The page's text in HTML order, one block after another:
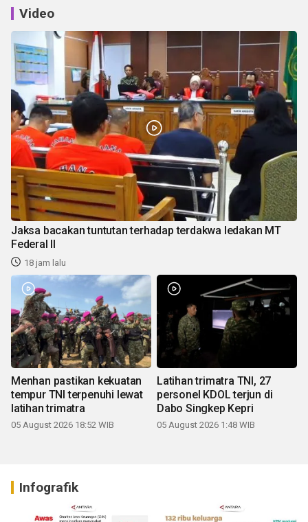
Video
Jaksa bacakan tuntutan terhadap terdakwa ledakan MT
Federal II
18 jam lalu
Menhan pastikan kekuatan
tempur TNI terpenuhi lewat
latihan trimatra
05 August 2026 18:52 WIB
Latihan trimatra TNI, 27
personel KDOL terjun di
Dabo Singkep Kepri
05 August 2026 1:48 WIB
Infografik